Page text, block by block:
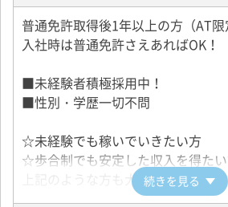
普通免許取得後1年以上の方（AT限
入社時は普通免許さえあればOK！
■未経験者積極採用中！
■性別・学歴一切不問
☆未経験でも稼いでいきたい方
☆歩合制でも安定した収入を得た
上記のような方も大歓迎です！
続きを見る